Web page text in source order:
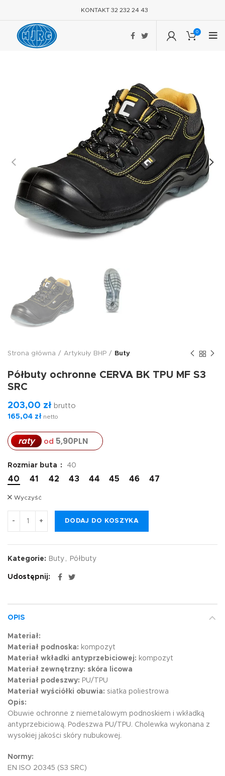
KONTAKT 32 232 24 43
0
Strona główna Artykuły BHP Buty
Półbuty ochronne CERVA BK TPU MF S3
SRC
203,00 zł brutto
165,04 zł netto
raty od 5,90PLN
Rozmiar buta 40
40 41 42 43 44 45 46 47
Wyczyść
DODAJ DO KOSZYKA
Kategorie: Buty , Półbuty
Udostępnij
OPIS
Materiał:
Materiał podnoska: kompozyt
Materiał wkładki antyprzebiciowej: kompozyt
Materiał zewnętrzny: skóra licowa
Materiał podeszwy: PU/TPU
Materiał wyściółki obuwia: siatka poliestrowa
Opis:
Obuwie ochronne z niemetalowym podnoskiem i wkładką
antyprzebiciową. Podeszwa PU/TPU. Cholewka wykonana z
wysokiej jakości skóry nubukowej.
Normy:
EN ISO 20345 (S3 SRC)